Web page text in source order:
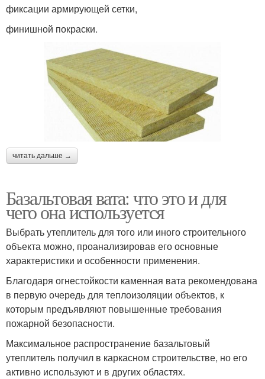
фиксации армирующей сетки,
финишной покраски.
читать дальше →
Базальтовая вата: что это и для
чего она используется
Выбрать утеплитель для того или иного строительного
объекта можно, проанализировав его основные
характеристики и особенности применения.
Благодаря огнестойкости каменная вата рекомендована
в первую очередь для теплоизоляции объектов, к
которым предъявляют повышенные требования
пожарной безопасности.
Максимальное распространение базальтовый
утеплитель получил в каркасном строительстве, но его
активно используют и в других областях.